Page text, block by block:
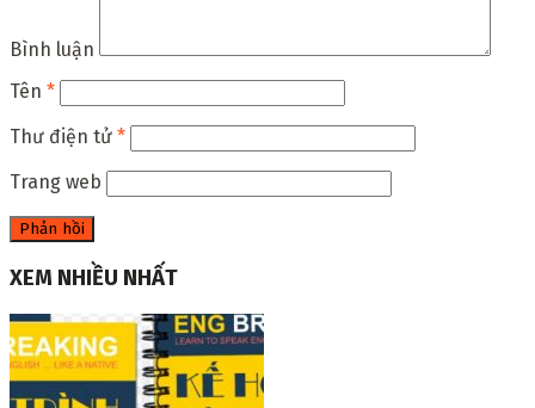
Bình luận
Tên *
Thư điện tử *
Trang web
XEM NHIỀU NHẤT